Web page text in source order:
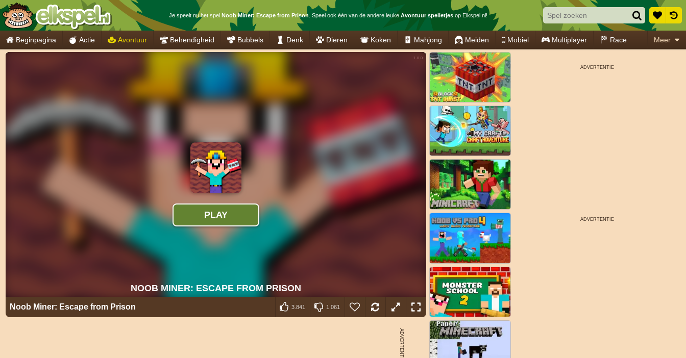
Je speelt nu het spel Noob Miner: Escape from Prison . Speel ook één van de andere leuke Avontuur spelletjesop Elkspel.nl!
Beginpagina Actie Avontuur Behendigheid Bubbels Denk Dieren Koken Mahjong Meiden Mobiel Multiplayer Race Meer
Noob Miner: Escape from Prison 3.841 1.061